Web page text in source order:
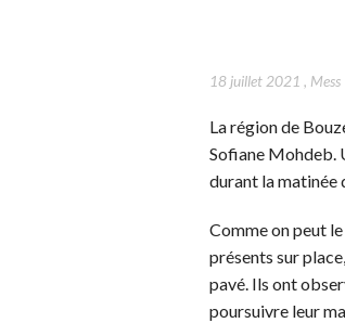
18 juillet 2021 , Mess
La région de
Sofiane Mohdeb.
durant la matinée
Comme on peut
présents sur
pavé. Ils ont
poursuivre leur